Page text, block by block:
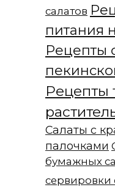
салатов
питания
Рецепты
Рецепты
Салаты с
палочками
бумажных
сервировки